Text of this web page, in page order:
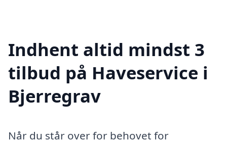
Indhent altid mindst 3
tilbud på Haveservice i
Bjerregrav
Når du står over for behovet for